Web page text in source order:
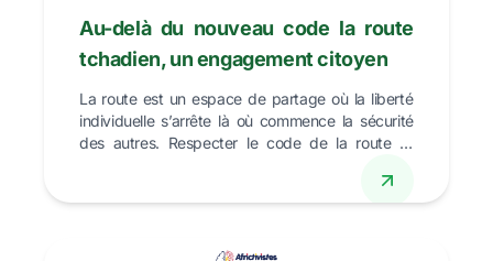
Au-delà du nouveau code la route
tchadien, un engagement citoyen
La route est un espace de partage où la liberté
individuelle s’arrête là où commence la sécurité
des autres. Respecter le code de la route et